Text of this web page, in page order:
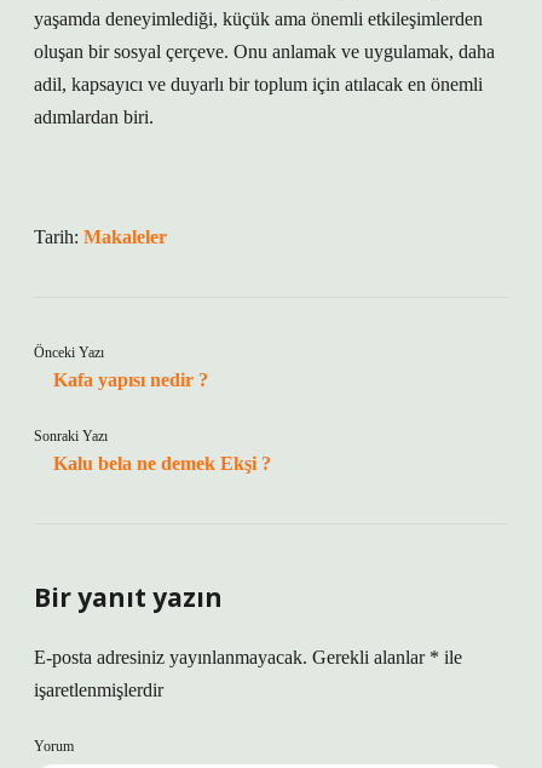
yaşamda deneyimlediği, küçük ama önemli etkileşimlerden
oluşan bir sosyal çerçeve. Onu anlamak ve uygulamak, daha
adil, kapsayıcı ve duyarlı bir toplum için atılacak en önemli
adımlardan biri.
Tarih: Makaleler
Önceki Yazı
Kafa yapısı nedir ?
Sonraki Yazı
Kalu bela ne demek Ekşi ?
Bir yanıt yazın
E-posta adresiniz yayınlanmayacak. Gerekli alanlar * ile
işaretlenmişlerdir
Yorum